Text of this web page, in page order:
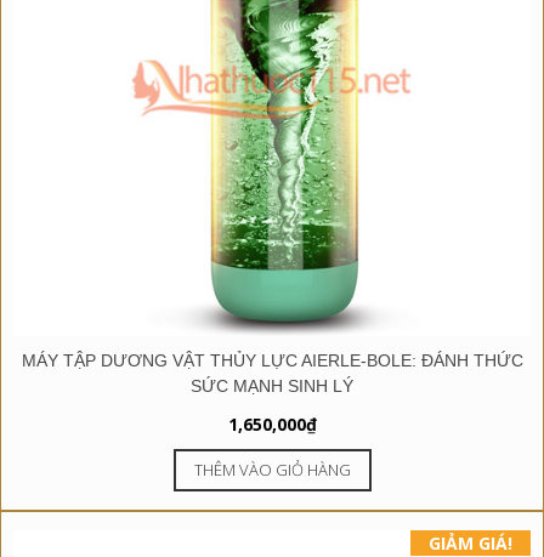
MÁY TẬP DƯƠNG VẬT THỦY LỰC AIERLE-BOLE: ĐÁNH THỨC
SỨC MẠNH SINH LÝ
1,650,000₫
THÊM VÀO GIỎ HÀNG
GIẢM GIÁ!